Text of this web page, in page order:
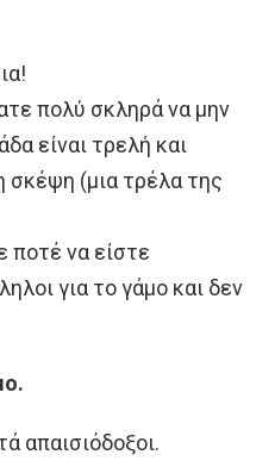
πολύ σκληρά να μην
είναι τρελή και
σκέψη (μια τρέλα της
ποτέ να είστε
για το γάμο και δεν
απαισιόδοξοι.